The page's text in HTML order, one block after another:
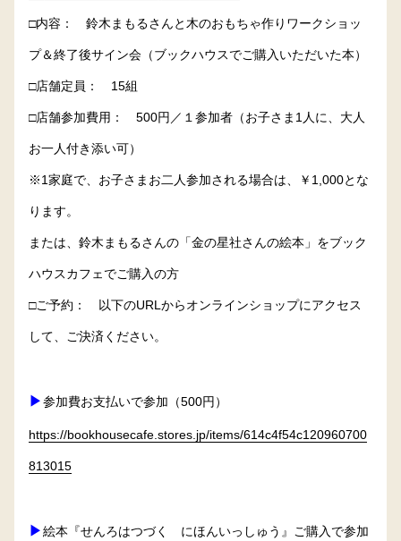
□内容： 鈴木まもるさんと木のおもちゃ作りワークショッ
プ＆終了後サイン会（ブックハウスでご購入いただいた本）
□店舗定員： 15組
□店舗参加費用： 500円／１参加者（お子さま1人に、大人
お一人付き添い可）
※1家庭で、お子さまお二人参加される場合は、￥1,000とな
ります。
または、鈴木まもるさんの「金の星社さんの絵本」をブック
ハウスカフェでご購入の方
□ご予約： 以下のURLからオンラインショップにアクセス
して、ご決済ください。
▶参加費お支払いで参加（500円）
https://bookhousecafe.stores.jp/items/614c4f54c120960700
813015
▶絵本『せんろはつづく にほんいっしゅう』ご購入で参加